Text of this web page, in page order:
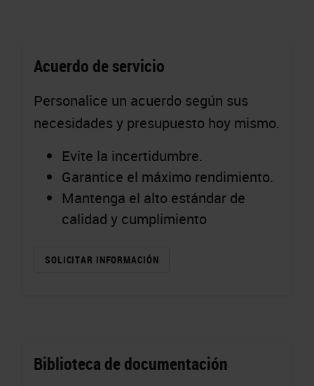
Acuerdo de servicio
Personalice un acuerdo según sus
necesidades y presupuesto hoy mismo.
Evite la incertidumbre.
Garantice el máximo rendimiento.
Mantenga el alto estándar de
calidad y cumplimiento
SOLICITAR INFORMACIÓN
Biblioteca de documentación